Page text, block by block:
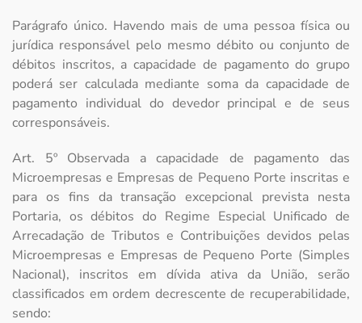
Parágrafo único. Havendo mais de uma pessoa física ou
jurídica responsável pelo mesmo débito ou conjunto de
débitos inscritos, a capacidade de pagamento do grupo
poderá ser calculada mediante soma da capacidade de
pagamento individual do devedor principal e de seus
corresponsáveis.
Art. 5º Observada a capacidade de pagamento das
Microempresas e Empresas de Pequeno Porte inscritas e
para os fins da transação excepcional prevista nesta
Portaria, os débitos do Regime Especial Unificado de
Arrecadação de Tributos e Contribuições devidos pelas
Microempresas e Empresas de Pequeno Porte (Simples
Nacional), inscritos em dívida ativa da União, serão
classificados em ordem decrescente de recuperabilidade,
sendo: